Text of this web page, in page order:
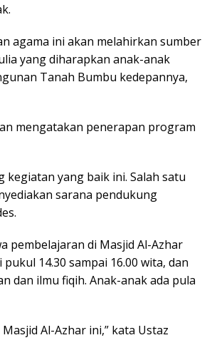
agama ini akan melahirkan sumber
yang diharapkan anak-anak
Tanah Bumbu kedepannya,
mengatakan penerapan program
kegiatan yang baik ini. Salah satu
sarana pendukung
pembelajaran di Masjid Al-Azhar
14.30 sampai 16.00 wita, dan
dan ilmu fiqih. Anak-anak ada pula
Al-Azhar ini,” kata Ustaz